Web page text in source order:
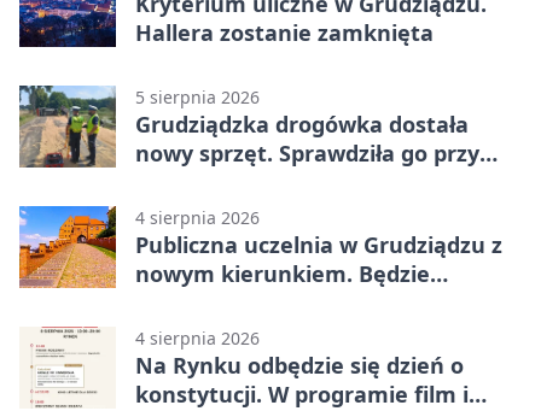
Hallera zostanie zamknięta
5 sierpnia 2026
Grudziądzka drogówka dostała
nowy sprzęt. Sprawdziła go przy
4 sierpnia 2026
Publiczna uczelnia w Grudziądzu z
nowym kierunkiem. Będzie
4 sierpnia 2026
Na Rynku odbędzie się dzień o
konstytucji. W programie film i